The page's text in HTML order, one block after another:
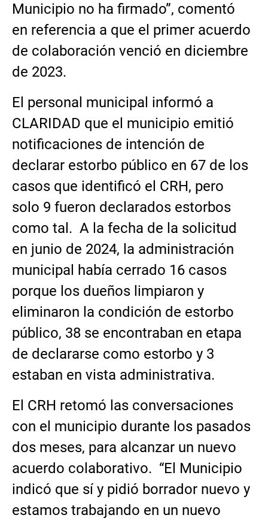
Municipio no ha firmado”, comentó
en referencia a que el primer acuerdo
de colaboración venció en diciembre
de 2023.
El personal municipal informó a
CLARIDAD que el municipio emitió
notificaciones de intención de
declarar estorbo público en 67 de los
casos que identificó el CRH, pero
solo 9 fueron declarados estorbos
como tal. A la fecha de la solicitud
en junio de 2024, la administración
municipal había cerrado 16 casos
porque los dueños limpiaron y
eliminaron la condición de estorbo
público, 38 se encontraban en etapa
de declararse como estorbo y 3
estaban en vista administrativa.
El CRH retomó las conversaciones
con el municipio durante los pasados
dos meses, para alcanzar un nuevo
acuerdo colaborativo. “El Municipio
indicó que sí y pidió borrador nuevo y
estamos trabajando en un nuevo